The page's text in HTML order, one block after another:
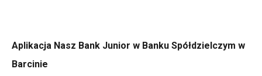
Aplikacja Nasz Bank Junior w Banku Spółdzielczym w
Barcinie